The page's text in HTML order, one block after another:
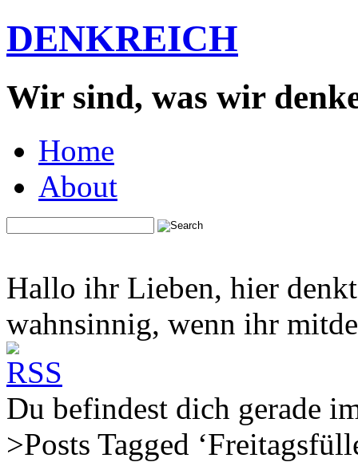
DENKREICH
Wir sind, was wir
Home
About
Hallo ihr Lieben, hier
wahnsinnig, wenn ihr
Du befindest dich gerade
>Posts Tagged ‘